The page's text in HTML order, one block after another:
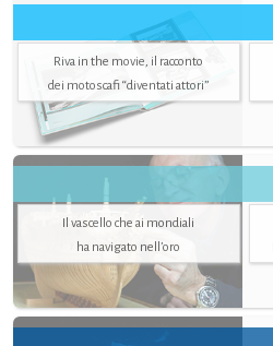
Riva in the movie, il racconto
dei motoscafi “diventati attori”
Il vascello che ai mondiali
ha navigato nell’oro